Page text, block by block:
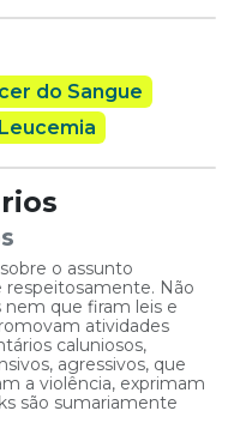
do Sangue
Leucemia
o assunto
respeitosamente. Não
que firam leis e
atividades
caluniosos,
agressivos, que
a violência, exprimam
são sumariamente